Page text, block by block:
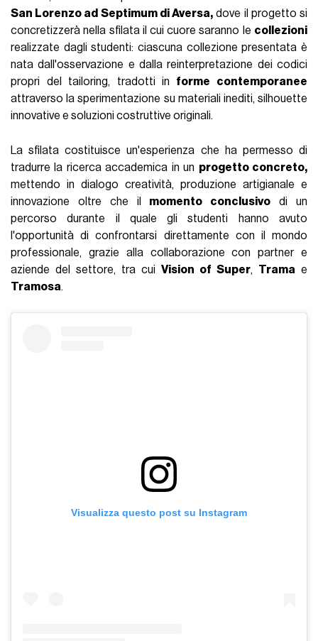
San Lorenzo ad Septimum di Aversa, dove il progetto si
concretizzerà nella sfilata il cui cuore saranno le collezioni
realizzate dagli studenti: ciascuna collezione presentata è
nata dall'osservazione e dalla reinterpretazione dei codici
propri del tailoring, tradotti in forme contemporanee
attraverso la sperimentazione su materiali inediti, silhouette
innovative e soluzioni costruttive originali.
La sfilata costituisce un'esperienza che ha permesso di
tradurre la ricerca accademica in un progetto concreto,
mettendo in dialogo creatività, produzione artigianale e
innovazione oltre che il
momento conclusivo di un
percorso durante il quale gli studenti hanno avuto
l'opportunità di confrontarsi direttamente con il mondo
professionale, grazie alla collaborazione con partner e
aziende del settore, tra cui Vision of Super, Trama e
Tramosa.
Visualizza questo post su Instagram